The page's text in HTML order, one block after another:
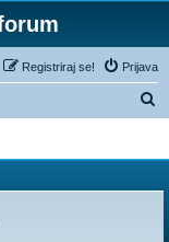
Prijava
Registriraj se!